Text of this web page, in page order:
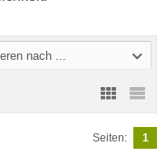
nach ...
Seiten: 1